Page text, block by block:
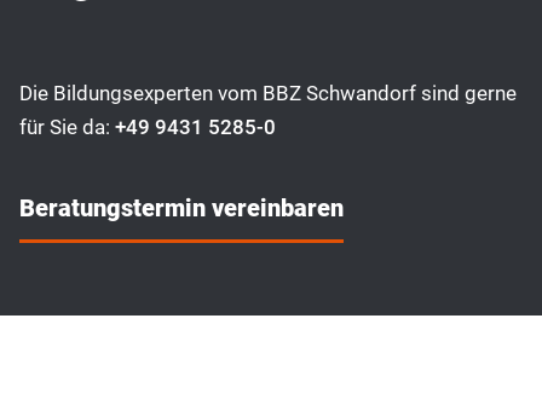
Die Bildungsexperten vom BBZ Schwandorf sind gerne
für Sie da: +49 9431 5285-0
Beratungstermin vereinbaren